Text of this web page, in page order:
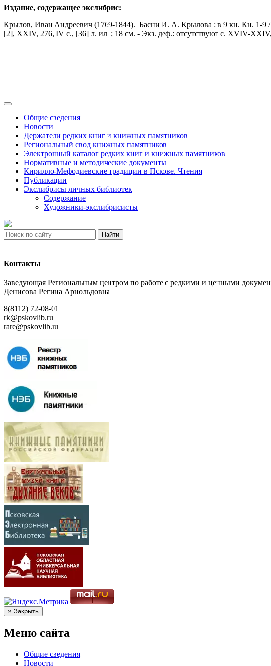
Издание, содержащее экслибрис:
Крылов, Иван Андреевич (1769-1844). Басни И. А. Крылова : в 9 кн. Кн. 1-9
[2], XXIV, 276, IV с., [36] л. ил. ; 18 см. - Экз. деф.: отсутствуют с. XVIV-
Общие сведения
Новости
Держатели редких книг и книжных памятников
Региональный свод книжных памятников
Электронный каталог редких книг и книжных памятников
Нормативные и методические документы
Кирилло-Мефодиевские традиции в Пскове. Чтения
Публикации
Экслибрисы личных библиотек
Содержание
Художники-экслибрисисты
Найти
Контакты
Заведующая Региональным центром по работе с редкими и ценными
Денисова Регина Арнольдовна
8(8112) 72-08-01
rk@pskovlib.ru
rare@pskovlib.ru
× Закрыть
Меню сайта
Общие сведения
Новости